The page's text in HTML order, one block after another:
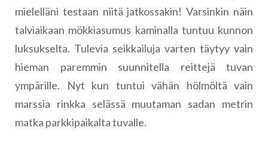
mielelläni testaan niitä jatkossakin! Varsinkin näin
talviaikaan mökkiasumus kaminalla tuntuu kunnon
luksukselta. Tulevia seikkailuja varten täytyy vain
hieman paremmin suunnitella reittejä tuvan
ympärille. Nyt kun tuntui vähän hölmöltä vain
marssia rinkka selässä muutaman sadan metrin
matka parkkipaikalta tuvalle.